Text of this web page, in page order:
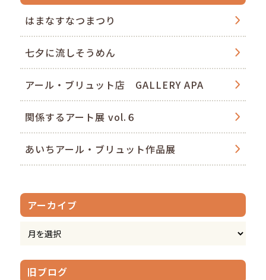
はまなすなつまつり
七夕に流しそうめん
アール・ブリュット店 GALLERY APA
関係するアート展 vol.６
あいちアール・ブリュット作品展
アーカイブ
旧ブログ